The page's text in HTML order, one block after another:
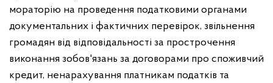
мораторію на проведення податковими органами
документальних і фактичних перевірок, звільнення
громадян від відповідальності за прострочення
виконання зобов'язань за договорами про споживчий
кредит, ненарахування платникам податків та